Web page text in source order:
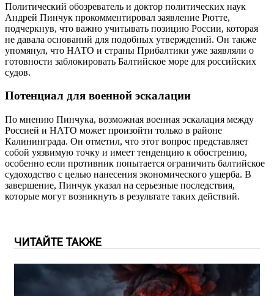
Политический обозреватель и доктор политических наук
Андрей Пинчук прокомментировал заявление Рютте,
подчеркнув, что важно учитывать позицию России, которая
не давала оснований для подобных утверждений. Он также
упомянул, что НАТО и страны Прибалтики уже заявляли о
готовности заблокировать Балтийское море для российских
судов.
Потенциал для военной эскалации
По мнению Пинчука, возможная военная эскалация между
Россией и НАТО может произойти только в районе
Калининграда. Он отметил, что этот вопрос представляет
собой уязвимую точку и имеет тенденцию к обострению,
особенно если противник попытается ограничить балтийское
судоходство с целью нанесения экономического ущерба. В
завершение, Пинчук указал на серьезные последствия,
которые могут возникнуть в результате таких действий.
ЧИТАЙТЕ ТАКЖЕ